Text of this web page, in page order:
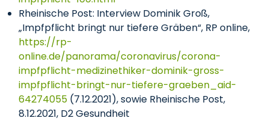
Rheinische Post: Interview Dominik Groß,
„Impfpflicht bringt nur tiefere Gräben“, RP online,
https://rp-
online.de/panorama/coronavirus/corona-
impfpflicht-medizinethiker-dominik-gross-
impfpflicht-bringt-nur-tiefere-graeben_aid-
64274055 (7.12.2021), sowie Rheinische Post,
8.12.2021, D2 Gesundheit